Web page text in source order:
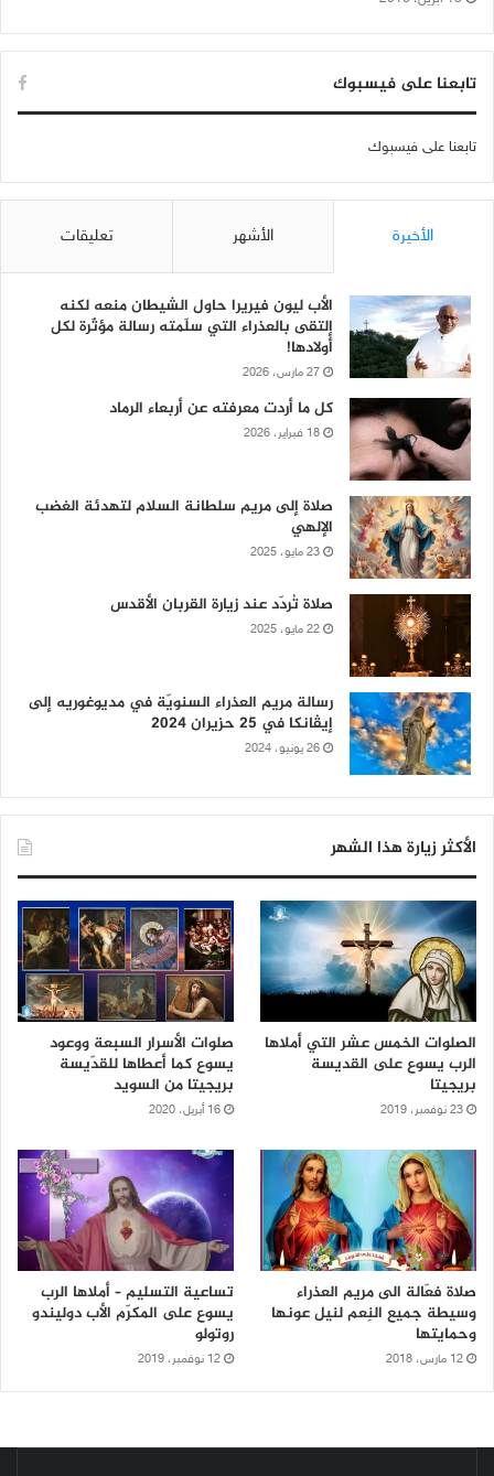
تابعنا على فيسبوك
تابعنا على فيسبوك
الأخيرة الأشهر تعليقات
الأب ليون فيريرا حاول الشيطان منعه لكنه
إلتقى بالعذراء التي سلّمته رسالة مؤثّرة لكل
أولادها!
27 مارس، 2026
كل ما أردت معرفته عن أربعاء الرماد
18 فبراير، 2026
صلاة إلى مريم سلطانة السلام لتهدئة الغضب
الإلهي
23 مايو، 2025
صلاة تُردّد عند زيارة القربان الأقدس
22 مايو، 2025
رسالة مريم العذراء السنويّة في مديوغوريه إلى
إيڤانكا في 25 حزيران 2024
26 يونيو، 2024
الأكثر زيارة هذا الشهر
الصلوات الخمس عشر التي أملاها
الرب يسوع على القديسة
بريجيتا
23 نوفمبر، 2019
صلوات الأسرار السبعة ووعود
يسوع كما أعطاها للقدّيسة
بريجيتا من السويد
16 أبريل، 2020
صلاة فعّالة الى مريم العذراء
وسيطة جميع النِعم لنيل عونها
وحمايتها
12 مارس، 2018
تساعية التسليم – أملاها الرب
يسوع على المكرّم الأب دوليندو
روتولو
12 نوفمبر، 2019